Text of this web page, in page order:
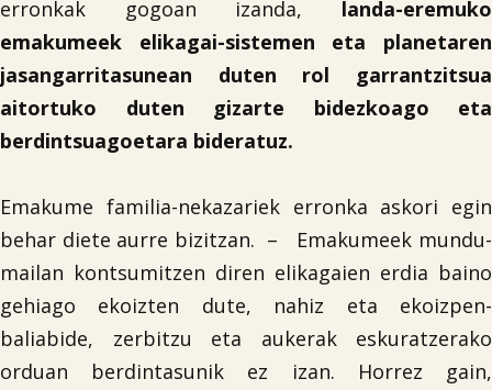
erronkak gogoan izanda, landa-eremuko
emakumeek elikagai-sistemen eta planetaren
jasangarritasunean duten rol garrantzitsua
aitortuko duten gizarte bidezkoago eta
berdintsuagoetara bideratuz.
Emakume familia-nekazariek erronka askori egin
behar diete aurre bizitzan. – Emakumeek mundu-
mailan kontsumitzen diren elikagaien erdia baino
gehiago ekoizten dute, nahiz eta ekoizpen-
baliabide, zerbitzu eta aukerak eskuratzerako
orduan berdintasunik ez izan. Horrez gain,